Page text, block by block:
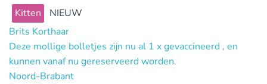
Kitten
NIEUW
Brits Korthaar
Deze mollige bolletjes zijn nu al 1 x gevaccineerd , en
kunnen vanaf nu gereserveerd worden.
Noord-Brabant